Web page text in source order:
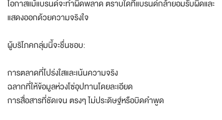
โอกาสแม้แบรนด์จะทำผิดพลาด ตราบใดที่แบรนด์กล้ายอมรับผิดและ
แสดงออกด้วยความจริงใจ
ผู้บริโภคกลุ่มนี้จะชื่นชอบ:
การตลาดที่โปร่งใสและเน้นความจริง
ฉลากที่ให้ข้อมูลห่วงโซ่อุปทานโดยละเอียด
การสื่อสารที่ชัดเจน ตรงๆ ไม่ประดิษฐ์หรือบิดคำพูด